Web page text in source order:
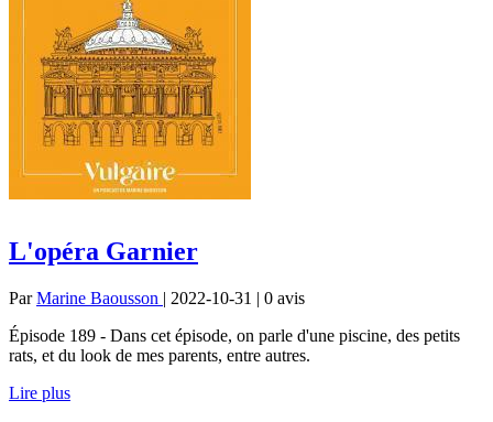
L'opéra Garnier
ParMarine Baousson | 2022-10-31 | 0 avis
Épisode 189 - Dans cet épisode, on parle d'une piscine, des petits
rats, et du look de mes parents, entre autres.
Lire plus